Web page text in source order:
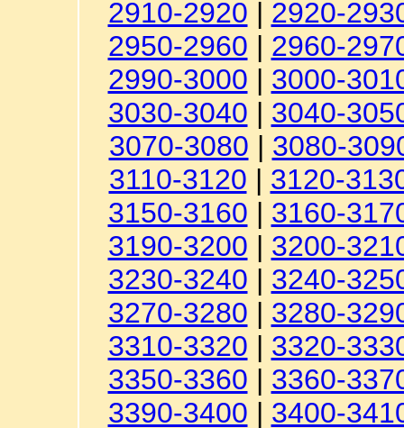
2910-2920 | 2920-
2950-2960 | 2960-
2990-3000 | 3000-
3030-3040 | 3040-
3070-3080 | 3080-
3110-3120 | 3120-
3150-3160 | 3160-
3190-3200 | 3200-
3230-3240 | 3240-
3270-3280 | 3280-
3310-3320 | 3320-
3350-3360 | 3360-
3390-3400 | 3400-